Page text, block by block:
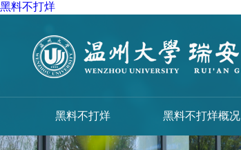
黑料不打烊
黑料不打烊 黑料不打烊概况